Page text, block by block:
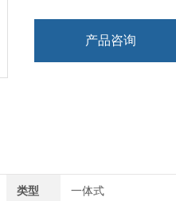
产品咨询
类型 一体式